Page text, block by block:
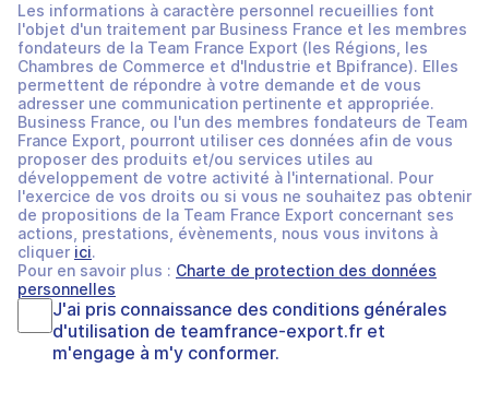
Les informations à caractère personnel recueillies font
l'objet d'un traitement par Business France et les membres
fondateurs de la Team France Export (les Régions, les
Chambres de Commerce et d'Industrie et Bpifrance). Elles
permettent de répondre à votre demande et de vous
adresser une communication pertinente et appropriée.
Business France, ou l'un des membres fondateurs de Team
France Export, pourront utiliser ces données afin de vous
proposer des produits et/ou services utiles au
développement de votre activité à l'international. Pour
l'exercice de vos droits ou si vous ne souhaitez pas obtenir
de propositions de la Team France Export concernant ses
actions, prestations, évènements, nous vous invitons à
cliquer ici.
Pour en savoir plus : Charte de protection des données
personnelles
J'ai pris connaissance des conditions générales
d'utilisation de teamfrance-export.fr et
m'engage à m'y conformer.